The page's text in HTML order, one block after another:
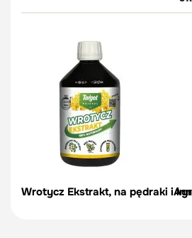
Wrotycz Ekstrakt, na pędraki i